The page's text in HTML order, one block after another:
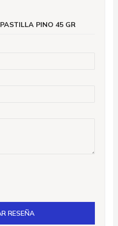
PINO 45 GR
RESEÑA